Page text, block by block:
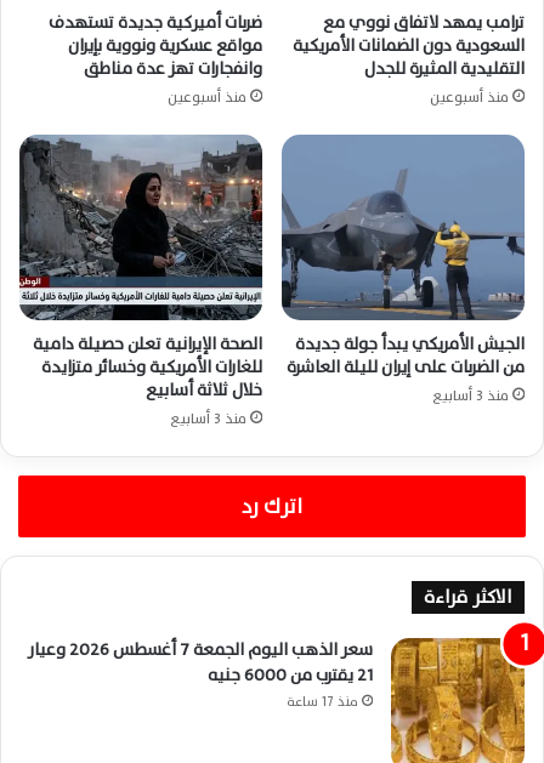
ترامب يمهد لاتفاق نووي مع
السعودية دون الضمانات الأمريكية
التقليدية المثيرة للجدل
منذ أسبوعين
ضربات أميركية جديدة تستهدف
مواقع عسكرية ونووية بإيران
وانفجارات تهز عدة مناطق
منذ أسبوعين
الجيش الأمريكي يبدأ جولة جديدة
من الضربات على إيران لليلة العاشرة
منذ 3 أسابيع
الصحة الإيرانية تعلن حصيلة دامية
للغارات الأمريكية وخسائر متزايدة
خلال ثلاثة أسابيع
منذ 3 أسابيع
اترك رد
الاكثر قراءة
سعر الذهب اليوم الجمعة 7 أغسطس 2026 وعيار
21 يقترب من 6000 جنيه
منذ 17 ساعة